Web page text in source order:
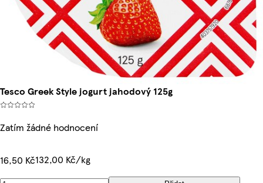
Tesco Greek Style jogurt jahodový 125g
Zatím žádné hodnocení
16,50 Kč132,00 Kč/kg